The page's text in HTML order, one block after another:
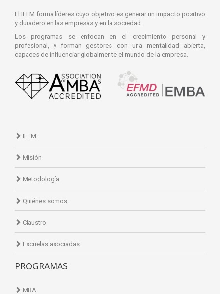
El IEEM forma líderes cuyo objetivo es generar un impacto positivo
y duradero en las empresas y en la sociedad.
Los programas se enfocan en el crecimiento personal y
profesional, y forman gestores con una mentalidad abierta,
capaces de influenciar globalmente el mundo de la empresa.
IEEM
Misión
Metodología
Quiénes somos
Claustro
Escuelas asociadas
PROGRAMAS
MBA